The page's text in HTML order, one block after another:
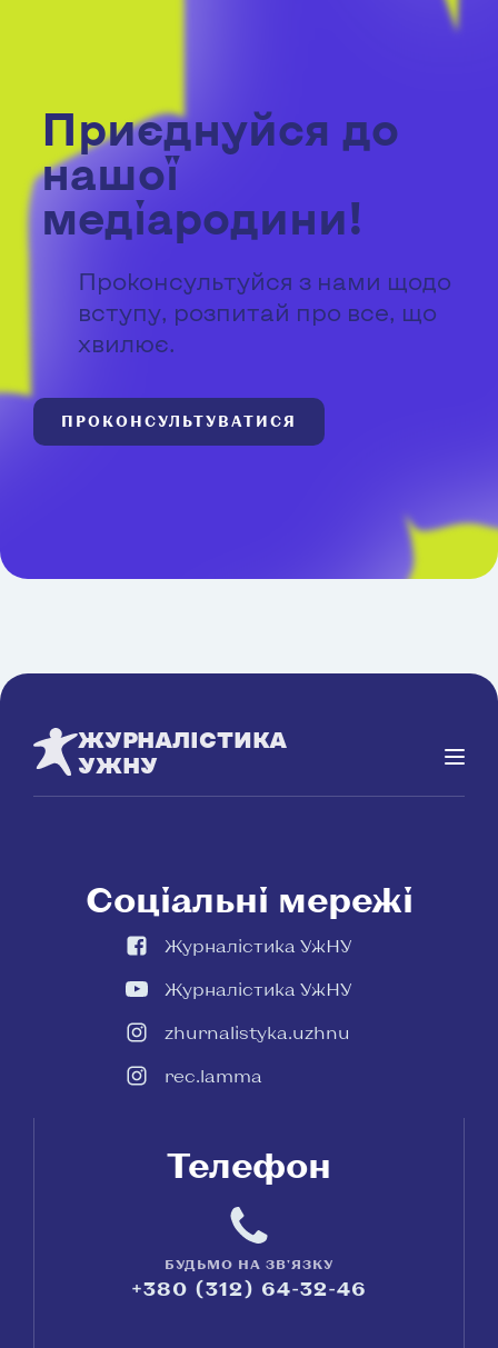
Приєднуйся до
нашої
медіародини!
Проконсультуйся з нами щодо
вступу, розпитай про все, що
хвилює.
ПРОКОНСУЛЬТУВАТИСЯ
ЖУРНАЛІСТИКА
УЖНУ
Соціальні мережі
Журналістика УжНУ
Журналістика УжНУ
zhurnalistyka.uzhnu
rec.lamma
Телефон
БУДЬМО НА ЗВ'ЯЗКУ
+380 (312) 64-32-46